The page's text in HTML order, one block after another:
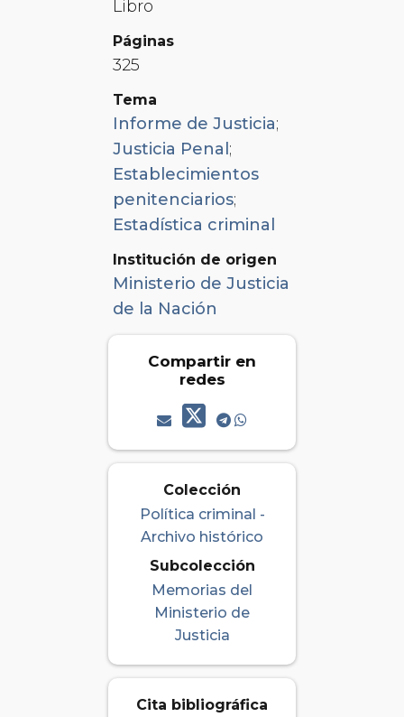
Libro
Páginas
325
Tema
Informe de Justicia;
Justicia Penal ;
Establecimientos
penitenciarios;
Estadística criminal
Institución de origen
Ministerio de Justicia
de la Nación
Compartir en
redes
Colección
Política criminal -
Archivo histórico
Subcolección
Memorias del
Ministerio de
Justicia
Cita bibliográfica